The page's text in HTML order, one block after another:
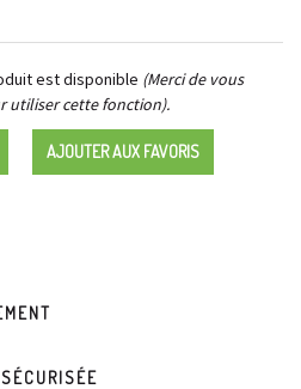
est disponible (Merci de vous
utiliser cette fonction).
AJOUTER AUX FAVORIS